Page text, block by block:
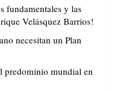
fundamentales y las
Velásquez Barrios!
necesitan un Plan
predominio mundial en